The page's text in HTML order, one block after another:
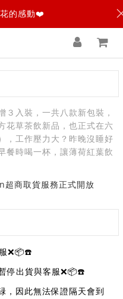
３入裝，一共八款新包裝，
花草茶飲新品，也正式在六
，工作壓力大？昨晚沒睡好
餐時喝一杯，讓薄荷紅葉飲
超商取貨服務正式開放​
❌📦☎️
停出貨與客服❌📦☎️
，因此無法保證隔天會到
的感動❤️